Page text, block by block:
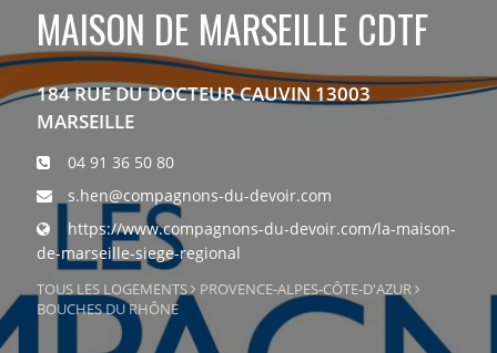
MAISON DE MARSEILLE CDTF
184 RUE DU DOCTEUR CAUVIN 13003
MARSEILLE
04 91 36 50 80
s.hen@compagnons-du-devoir.com
https://www.compagnons-du-devoir.com/la-maison-
de-marseille-siege-regional
TOUS LES LOGEMENTS
PROVENCE-ALPES-CÔTE-D'AZUR
BOUCHES DU RHÔNE